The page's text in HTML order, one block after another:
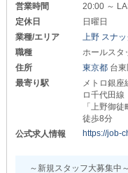
少しでも気になった方は
ぜひ、実際にお仕事して
お店の雰囲気や業務内容
確かめられるチャンスで
どしどしご応募ください
たくさんのご連絡お待ち
✦どなたでもすぐに稼げ
＜店長・幹部候補＞
月給70万円～
＜ホールスタッフ（正社
＜ドライバー（アルバイ
日給6,000円～
営業時間
20:00 ～
定休日
日曜日
業種/エリア
上野 スナ
職種
ホールスタ
住所
東京都 台
最寄り駅
メトロ銀座
ロ千代田線
「上野御
徒歩8分
公式求人情報
https://job-
～新規スタッフ大募集中～